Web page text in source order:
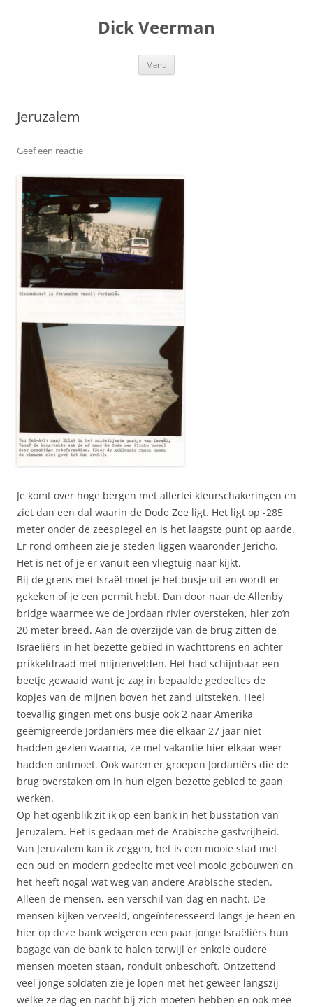
Dick Veerman
Menu
Jeruzalem
Geef een reactie
Je komt over hoge bergen met allerlei kleurschakeringen en
ziet dan een dal waarin de Dode Zee ligt. Het ligt op -285
meter onder de zeespiegel en is het laagste punt op aarde.
Er rond omheen zie je steden liggen waaronder Jericho.
Het is net of je er vanuit een vliegtuig naar kijkt.
Bij de grens met Israël moet je het busje uit en wordt er
gekeken of je een permit hebt. Dan door naar de Allenby
bridge waarmee we de Jordaan rivier oversteken, hier zo’n
20 meter breed. Aan de overzijde van de brug zitten de
Israëliërs in het bezette gebied in wachttorens en achter
prikkeldraad met mijnenvelden. Het had schijnbaar een
beetje gewaaid want je zag in bepaalde gedeeltes de
kopjes van de mijnen boven het zand uitsteken. Heel
toevallig gingen met ons busje ook 2 naar Amerika
geëmigreerde Jordaniërs mee die elkaar 27 jaar niet
hadden gezien waarna, ze met vakantie hier elkaar weer
hadden ontmoet. Ook waren er groepen Jordaniërs die de
brug overstaken om in hun eigen bezette gebied te gaan
werken.
Op het ogenblik zit ik op een bank in het busstation van
Jeruzalem. Het is gedaan met de Arabische gastvrijheid.
Van Jeruzalem kan ik zeggen, het is een mooie stad met
een oud en modern gedeelte met veel mooie gebouwen en
het heeft nogal wat weg van andere Arabische steden.
Alleen de mensen, een verschil van dag en nacht. De
mensen kijken verveeld, ongeïnteresseerd langs je heen en
hier op deze bank weigeren een paar jonge Israëliërs hun
bagage van de bank te halen terwijl er enkele oudere
mensen moeten staan, ronduit onbeschoft. Ontzettend
veel jonge soldaten zie je lopen met het geweer langszij
welke ze dag en nacht bij zich moeten hebben en ook mee